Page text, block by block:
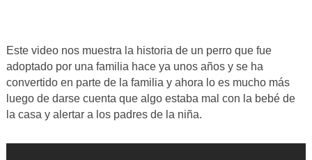
Este video nos muestra la historia de un perro que fue
adoptado por una familia hace ya unos años y se ha
convertido en parte de la familia y ahora lo es mucho más
luego de darse cuenta que algo estaba mal con la bebé de
la casa y alertar a los padres de la niña.